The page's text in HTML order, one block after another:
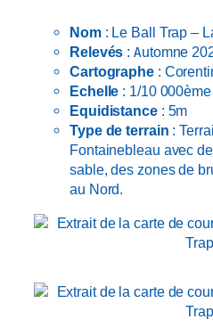
Nom : Le Ball Trap –
Relevés : Automne
Cartographe :
Echelle : 1/10 000ème
Equidistance : 5m
Type de terrain :
Fontainebleau avec
sable, des zones de
au Nord.